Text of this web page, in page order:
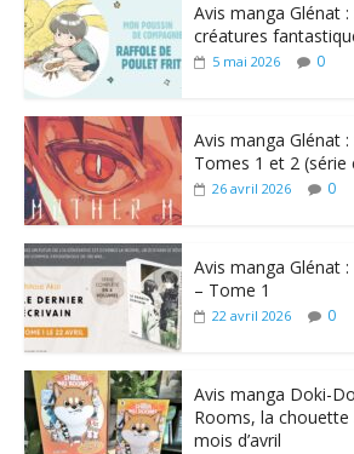
Avis manga Glénat
créatures
5 mai 2026 0
Avis manga Glénat
Tomes 1 et 2 (série
26 avril 2026 0
Avis manga Glénat
– Tome 1
22 avril 2026 0
Avis manga Doki-
Rooms, la chouette
mois d’avril